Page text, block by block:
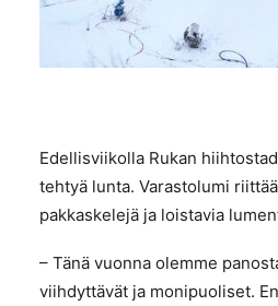
Edellisviikolla Rukan
tehtyä lunta. Varastolumi
pakkaskelejä ja loistavia
­– Tänä vuonna olemme
viihdyttävät ja monipuoliset.